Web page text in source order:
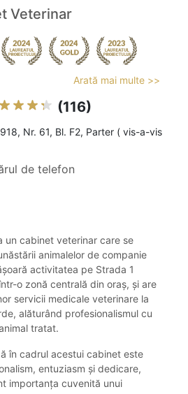
Veterinar
Arată mai multe >>
(116)
Nr. 61, Bl. F2, Parter ( vis-a-vis
de telefon
un cabinet veterinar care se
animalelor de companie
activitatea pe Strada 1
o zonă centrală din oraș, și are
servicii medicale veterinare la
alăturând profesionalismul cu
tratat.
în cadrul acestui cabinet este
entuziasm și dedicare,
importanța cuvenită unui